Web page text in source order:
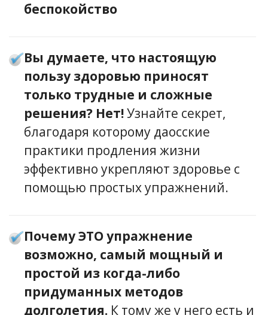
беспокойство
Вы думаете, что настоящую
пользу здоровью приносят
только трудные и сложные
решения? Нет!Узнайте секрет,
благодаря которому даосские
практики продления жизни
эффективно укрепляют здоровье с
помощью простых упражнений.
Почему ЭТО упражнение
возможно, самый мощный и
простой из когда-либо
придуманных методов
долголетия. К тому же у него есть и